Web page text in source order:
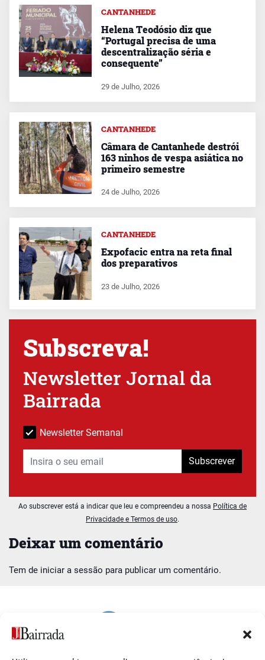
Deixar um comentário
Tem de iniciar a sessão para publicar um comentário.
CANTANHEDE
Helena Teodósio diz que
“Portugal precisa de uma
descentralização séria e
consequente”
29 de Julho, 2026
CANTANHEDE
Câmara de Cantanhede destrói
163 ninhos de vespa asiática no
primeiro semestre
24 de Julho, 2026
CANTANHEDE
Expofacic entra na reta final
dos preparativos
23 de Julho, 2026
Subscreva!
Newsletter Jornal da
Bairrada
Newsletter Semanal
Subscrever
Ao subscrever está a indicar que leu e compreendeu a nossa Política de
Privacidade e Termos de uso.